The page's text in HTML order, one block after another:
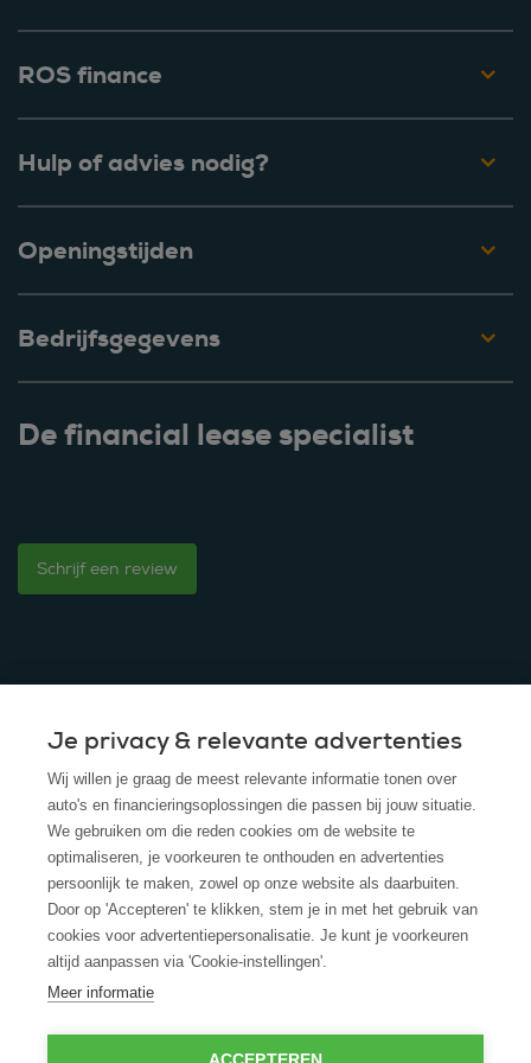
ROS finance
Hulp of advies nodig?
Openingstijden
Bedrijfsgegevens
De financial lease specialist
Schrijf een review
© 2025 - ROS Krediet Service
Algemene Voorwaarden
Disclaimer
Privacy Policy
Cookies
Cookie policy
Je privacy & relevante advertenties
Wij willen je graag de meest relevante informatie tonen over
auto's en financieringsoplossingen die passen bij jouw situatie.
We gebruiken om die reden cookies om de website te
optimaliseren, je voorkeuren te onthouden en advertenties
persoonlijk te maken, zowel op onze website als daarbuiten.
Door op 'Accepteren' te klikken, stem je in met het gebruik van
cookies voor advertentiepersonalisatie. Je kunt je voorkeuren
altijd aanpassen via 'Cookie-instellingen'.
Meer informatie